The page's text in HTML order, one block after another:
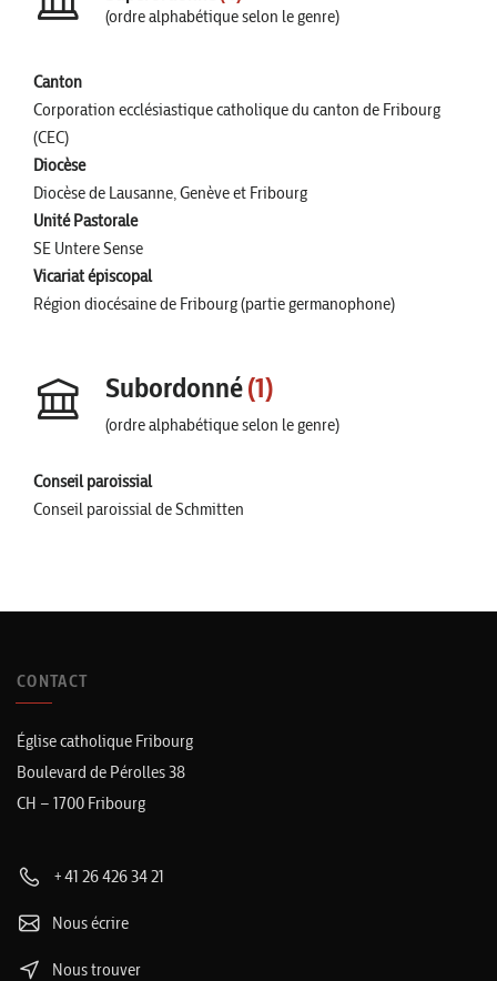
(ordre alphabétique selon le genre)
Canton
Corporation ecclésiastique catholique du canton de Fribourg
(CEC)
Diocèse
Diocèse de Lausanne, Genève et Fribourg
Unité Pastorale
SE Untere Sense
Vicariat épiscopal
Région diocésaine de Fribourg (partie germanophone)
Subordonné(1)
(ordre alphabétique selon le genre)
Conseil paroissial
Conseil paroissial de Schmitten
CONTACT
Église catholique Fribourg
Boulevard de Pérolles 38
CH – 1700 Fribourg
+41 26 426 34 21
Nous écrire
Nous trouver